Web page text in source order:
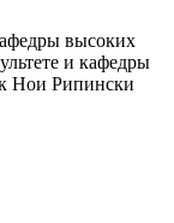
высоких
и кафедры
Нои Рипински